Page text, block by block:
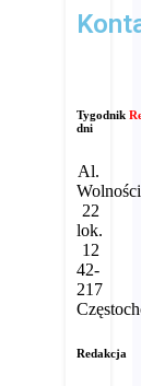
Tygodnik
dni
Al.
Wolności
22
lok.
12
42-
217
Redakcja